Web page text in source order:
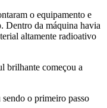
o equipamento e
Dentro da máquina havia
altamente radioativo
brilhante começou a
o primeiro passo